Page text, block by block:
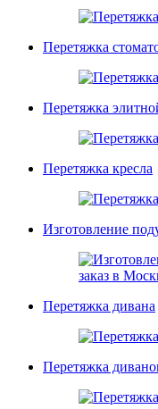
Перетяжка
Перетяжка
Перетяжка кресла
Изготовление
Перетяжка дивана
Перетяжка